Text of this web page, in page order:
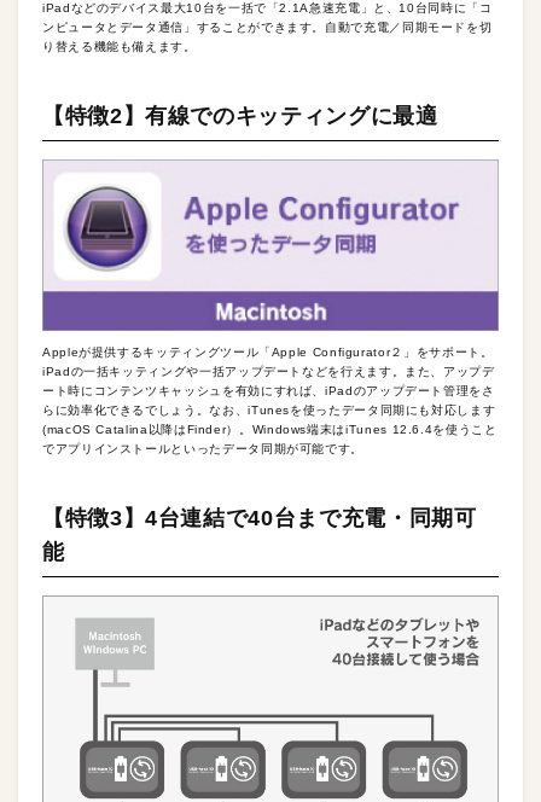
iPadなどのデバイス最大10台を一括で「2.1A急速充電」と、10台同時に「コ
ンピュータとデータ通信」することができます。自動で充電／同期モードを切
り替える機能も備えます。
【特徴2】有線でのキッティングに最適
Appleが提供するキッティングツール「Apple Configurator２」をサポート。
iPadの一括キッティングや一括アップデートなどを行えます。また、アップデ
ート時にコンテンツキャッシュを有効にすれば、iPadのアップデート管理をさ
らに効率化できるでしょう。なお、iTunesを使ったデータ同期にも対応します
(macOS Catalina以降はFinder）。Windows端末はiTunes 12.6.4を使うこと
でアプリインストールといったデータ同期が可能です。
【特徴3】4台連結で40台まで充電・同期可
能